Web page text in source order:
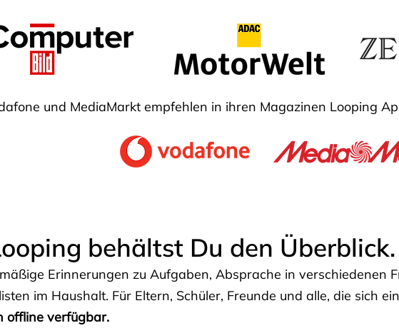
und MediaMarkt empfehlen in ihren Magazinen Looping
behältst Du den
Erinnerungen zu Aufgaben, Absprache in verschiedenen
im Haushalt. Für Eltern, Schüler, Freunde und alle, die sich
offline verfügbar.